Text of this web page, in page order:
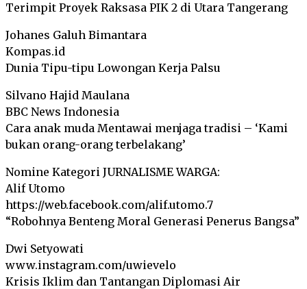
Terimpit Proyek Raksasa PIK 2 di Utara Tangerang
Johanes Galuh Bimantara
Kompas.id
Dunia Tipu-tipu Lowongan Kerja Palsu
Silvano Hajid Maulana
BBC News Indonesia
Cara anak muda Mentawai menjaga tradisi – ‘Kami
bukan orang-orang terbelakang’
Nomine Kategori JURNALISME WARGA:
Alif Utomo
https://web.facebook.com/alif.utomo.7
“Robohnya Benteng Moral Generasi Penerus Bangsa”
Dwi Setyowati
www.instagram.com/uwievelo
Krisis Iklim dan Tantangan Diplomasi Air